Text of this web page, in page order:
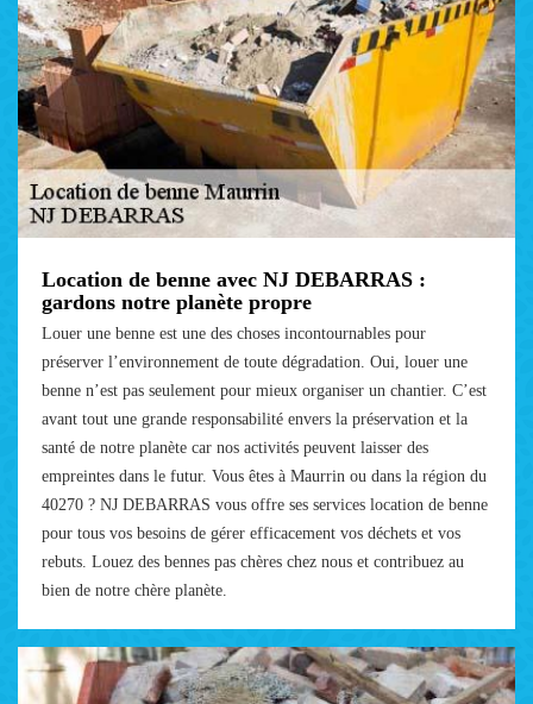
Location de benne avec NJ DEBARRAS :
gardons notre planète propre
Louer une benne est une des choses incontournables pour
préserver l’environnement de toute dégradation. Oui, louer une
benne n’est pas seulement pour mieux organiser un chantier. C’est
avant tout une grande responsabilité envers la préservation et la
santé de notre planète car nos activités peuvent laisser des
empreintes dans le futur. Vous êtes à Maurrin ou dans la région du
40270 ? NJ DEBARRAS vous offre ses services location de benne
pour tous vos besoins de gérer efficacement vos déchets et vos
rebuts. Louez des bennes pas chères chez nous et contribuez au
bien de notre chère planète.